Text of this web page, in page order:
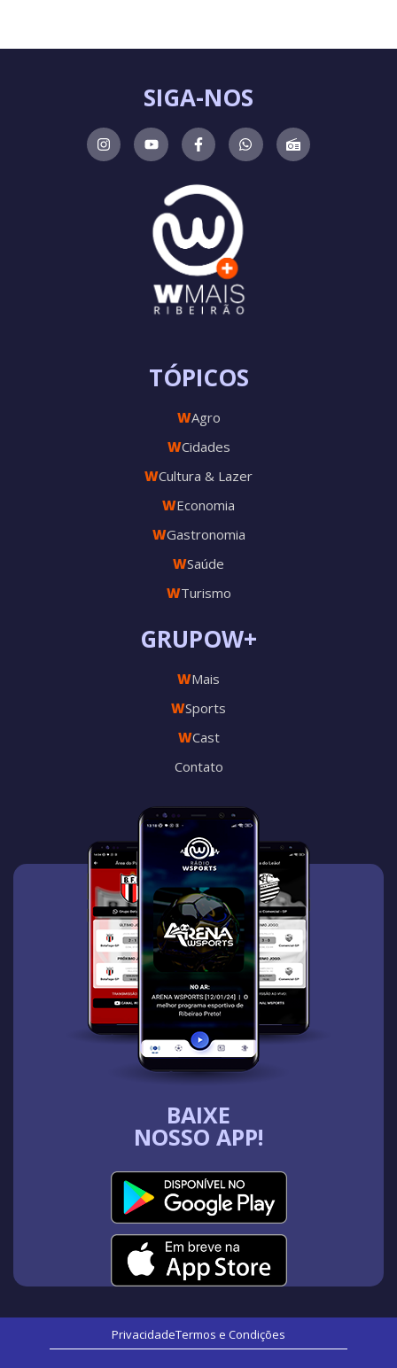
BAIXE
NOSSO APP!
GRUPOW+
WMais
WSports
WCast
Contato
TÓPICOS
WAgro
WCidades
WCultura & Lazer
WEconomia
WGastronomia
WSaúde
WTurismo
SIGA-NOS
PrivacidadeTermos e Condições